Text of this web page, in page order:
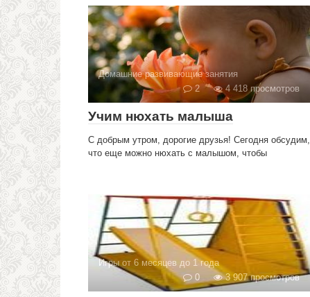
Домашние развивающие занятия
2
4 418 просмотров
Учим нюхать малыша
С добрым утром, дорогие друзья! Сегодня обсудим,
что еще можно нюхать с малышом, чтобы
Игры от 6 месяцев до 1 года
0
3 907 просмотров